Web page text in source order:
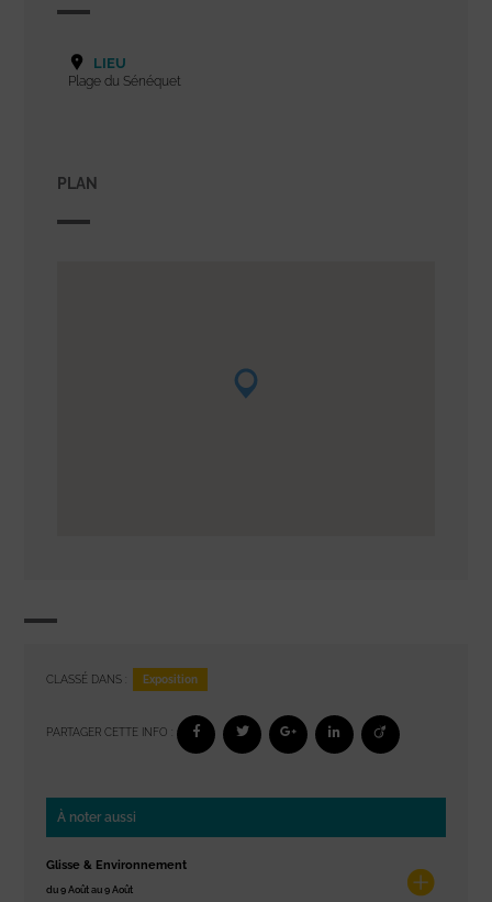
LIEU
Plage du Sénéquet
PLAN
CLASSÉ DANS : Exposition
PARTAGER CETTE INFO :
À noter aussi
Glisse & Environnement
du 9 Août au 9 Août